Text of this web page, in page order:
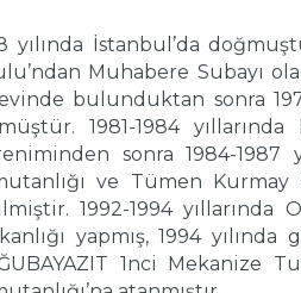
yılında İstanbul’da
Muhabere Subayı
bulunduktan sonra
1981-1984
sonra 1984-1987
ve Tümen Kurmay
1992-1994
yapmış, 1994
1nci Mekanize